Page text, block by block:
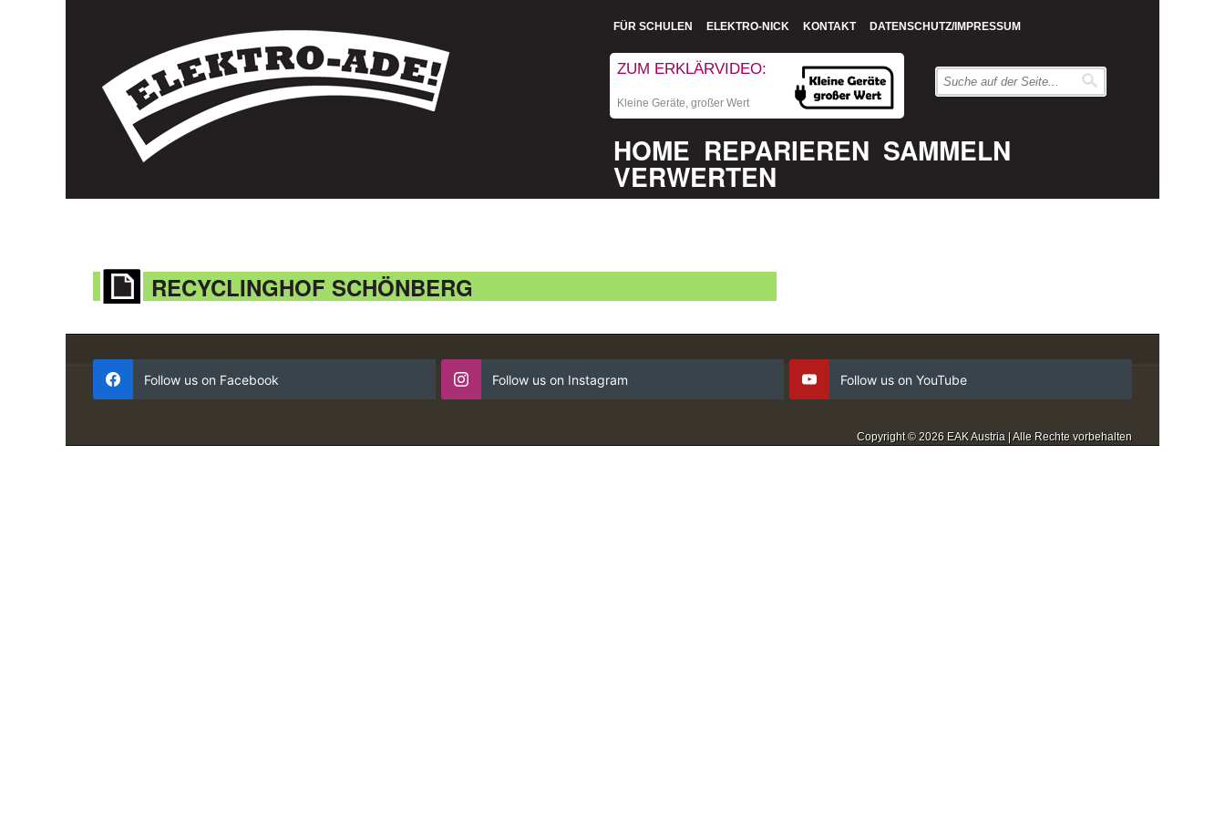
FÜR SCHULEN ELEKTRO-NICK KONTAKT DATENSCHUTZ/IMPRESSUM
ZUM ERKLÄRVIDEO:
Kleine Geräte, großer Wert
HOME REPARIEREN SAMMELN
VERWERTEN
RECYCLINGHOF SCHÖNBERG
Follow us on Facebook Follow us on Instagram Follow us on YouTube
Copyright © 2026 EAK Austria | Alle Rechte vorbehalten